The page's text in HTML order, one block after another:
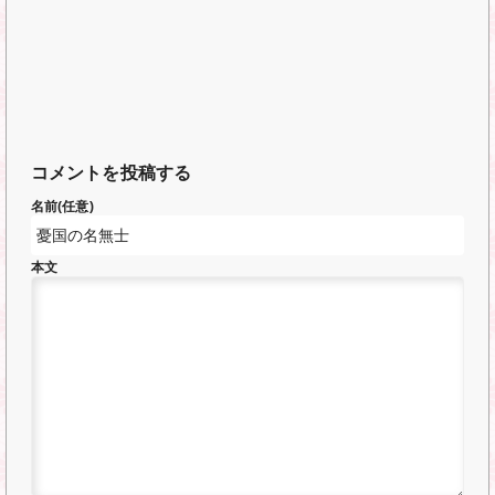
コメントを投稿する
名前(任意)
本文